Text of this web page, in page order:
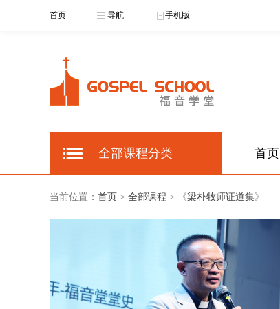
首页 导航 手机版
全部课程分类 首页
当前位置： 首页 > 全部课程 > 《梁朴牧师证道集》